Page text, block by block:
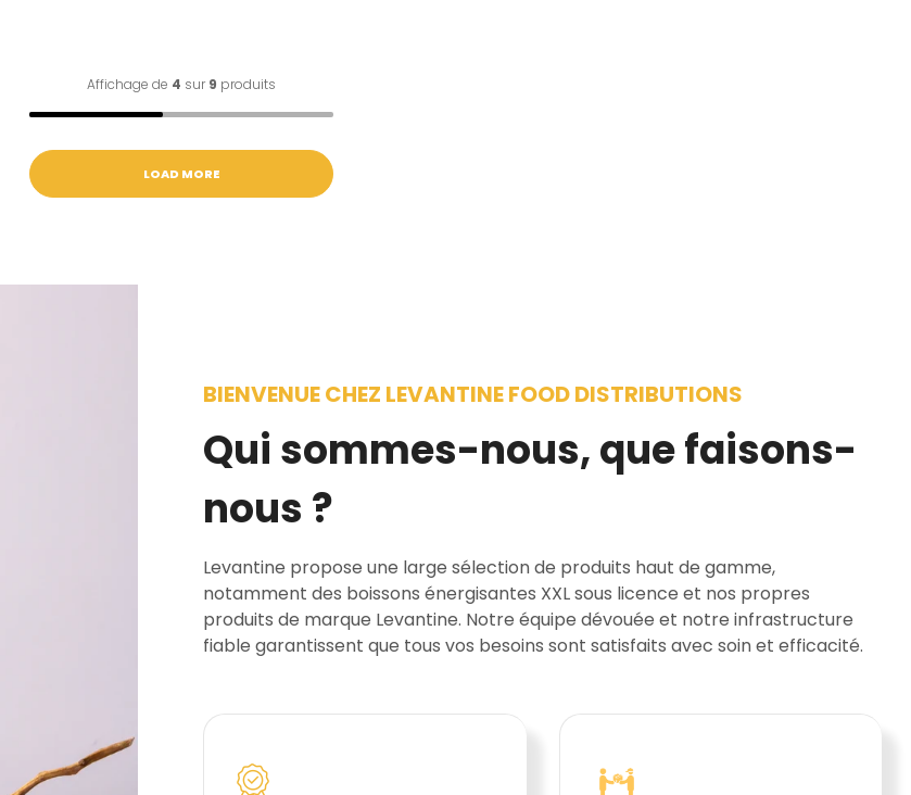
Affichage de 4 sur 9 produits
LOAD MORE
BIENVENUE CHEZ LEVANTINE FOOD DISTRIBUTIONS
Qui sommes-nous, que faisons-
nous ?
Levantine propose une large sélection de produits haut de gamme,
notamment des boissons énergisantes XXL sous licence et nos propres
produits de marque Levantine. Notre équipe dévouée et notre infrastructure
fiable garantissent que tous vos besoins sont satisfaits avec soin et efficacité.